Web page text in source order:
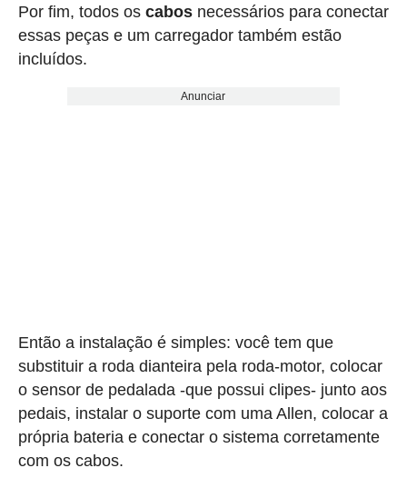
Por fim, todos os cabosnecessários para conectar
essas peças e um carregador também estão
incluídos.
Anunciar
Então a instalação é simples: você tem que
substituir a roda dianteira pela roda-motor, colocar
o sensor de pedalada -que possui clipes- junto aos
pedais, instalar o suporte com uma Allen, colocar a
própria bateria e conectar o sistema corretamente
com os cabos.